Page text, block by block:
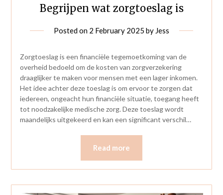
Begrijpen wat zorgtoeslag is
Posted on 2 February 2025 by Jess
Zorgtoeslag is een financiële tegemoetkoming van de
overheid bedoeld om de kosten van zorgverzekering
draaglijker te maken voor mensen met een lager inkomen.
Het idee achter deze toeslag is om ervoor te zorgen dat
iedereen, ongeacht hun financiële situatie, toegang heeft
tot noodzakelijke medische zorg. Deze toeslag wordt
maandelijks uitgekeerd en kan een significant verschil…
Read more